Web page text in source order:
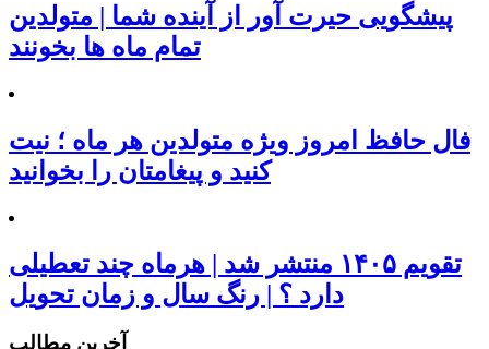
پیشگویی حیرت آور از آینده شما | متولدین
تمام ماه ها بخونند
فال حافظ امروز ویژه متولدین هر ماه ؛ نیت
کنید و پیغامتان را بخوانید
تقویم ۱۴۰۵ منتشر شد | هرماه چند تعطیلی
دارد ؟ | رنگ سال و زمان تحویل
آخرین مطالب